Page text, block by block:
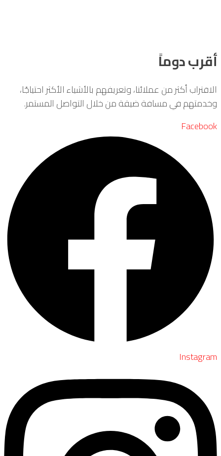
أقرب دوماً
الاقتراب أكثر من عملائنا، وتعريفهم بالأشياء الأكثر احتياجًا،
وخدمتهم في مسافة ضيقة من خلال التواصل المستمر.
Facebook
Instagram